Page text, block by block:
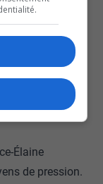
des
refuserait de
efforts de
Élaine
de pression.